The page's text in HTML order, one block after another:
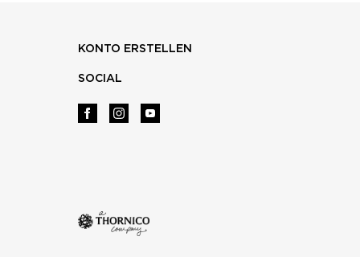
KONTO ERSTELLEN
SOCIAL